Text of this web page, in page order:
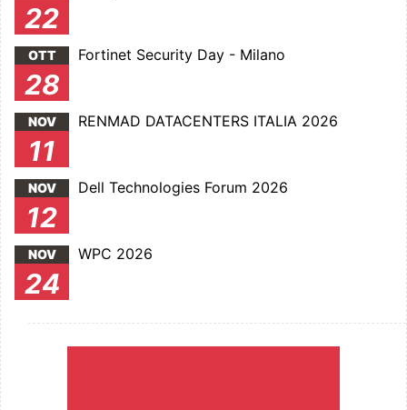
22
OTT
28
Fortinet Security Day - Milano
NOV
11
RENMAD DATACENTERS ITALIA 2026
NOV
12
Dell Technologies Forum 2026
NOV
24
WPC 2026